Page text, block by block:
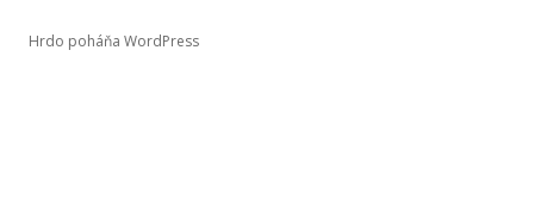
Hrdo poháňa WordPress